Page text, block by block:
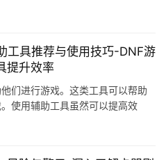
工具推荐与使用技巧-DNF游
提升效率
们进行游戏。这类工具可以帮助
使用辅助工具虽然可以提高效